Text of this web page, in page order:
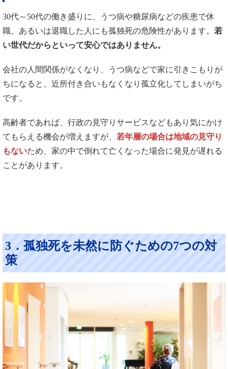
30代～50代の働き盛りに、うつ病や糖尿病などの疾患で休
職、あるいは退職した人にも孤独死の危険性があります。 若
い世代だからといって安心ではありません。
会社の人間関係がなくなり、うつ病などで家に引きこもりが
ちになると、近所付き合いもなくなり孤立化してしまいがち
です。
高齢者であれば、行政の見守りサービスなどもあり気にかけ
てもらえる機会が増えますが、 若年層の場合は地域の見守り
もないため、家の中で倒れて亡くなった場合に発見が遅れる
ことがあります。
3．孤独死を未然に防ぐための7つの対
策